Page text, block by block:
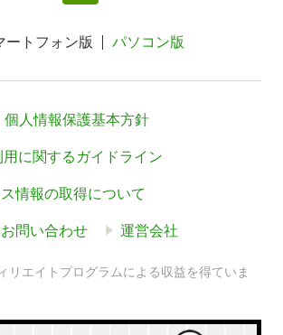
ートフォン版 パソコン版
個人情報保護基本方針
に関するガイドライン
情報の取得について
問い合わせ 運営会社
リエイトプログラムによる収益を得ていま